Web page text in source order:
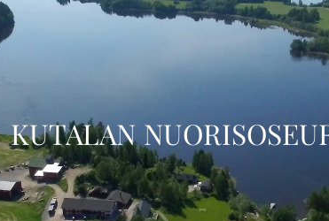
KUTALAN